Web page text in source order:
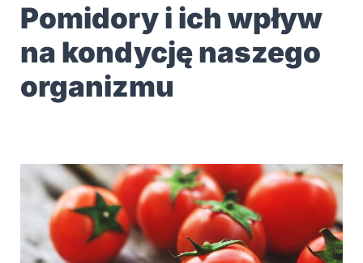
Pomidory i ich wpływ
na kondycję naszego
organizmu